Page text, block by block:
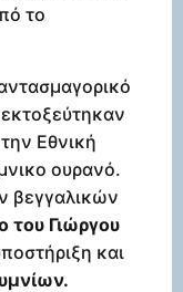
το
Εθνική
ουρανό.
βεγγαλικών
του Γιώργου
και